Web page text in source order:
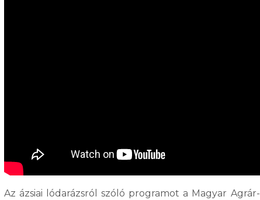
Az ázsiai lódarázsról szóló programot a Magyar